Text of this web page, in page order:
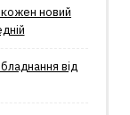
новий
від